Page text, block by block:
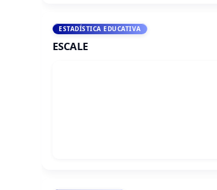
ESTADÍSTICA EDUCATIVA
ESCALE